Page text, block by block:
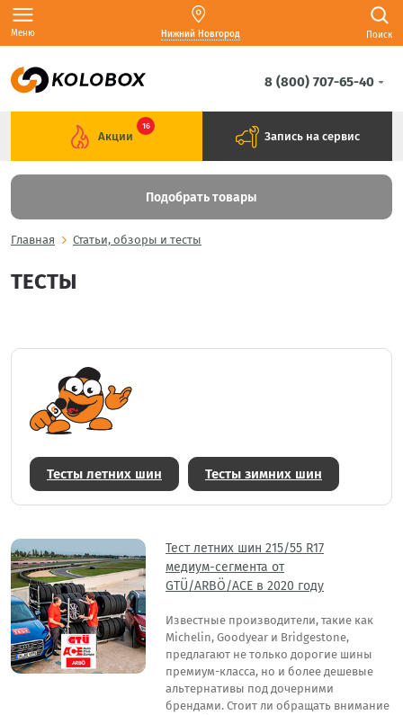
Меню Нижний Новгород Поиск
8 (800) 707-65-40
Акции
16
Запись на сервис
Подобрать товары
Главная Статьи, обзоры и тесты
ТЕСТЫ
Тесты летних шин Тесты зимних шин
Тест летних шин 215/55 R17
медиум-сегмента от
GTÜ/ARBÖ/ACE в 2020 году
Известные производители, такие как
Michelin, Goodyear и Bridgestone,
предлагают не только дорогие шины
премиум-класса, но и более дешевые
альтернативы под дочерними
брендами. Стоит ли обращать внимание